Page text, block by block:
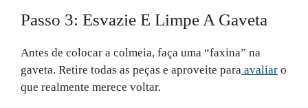
Passo 3: Esvazie E Limpe A Gaveta
Antes de colocar a colmeia, faça uma “faxina” na
gaveta. Retire todas as peças e aproveite para avaliar o
que realmente merece voltar.